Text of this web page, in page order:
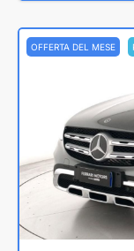
OFFERTA DEL MESE